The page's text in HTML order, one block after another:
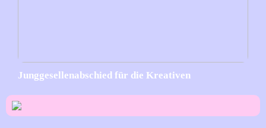
Junggesellenabschied für die Kreativen